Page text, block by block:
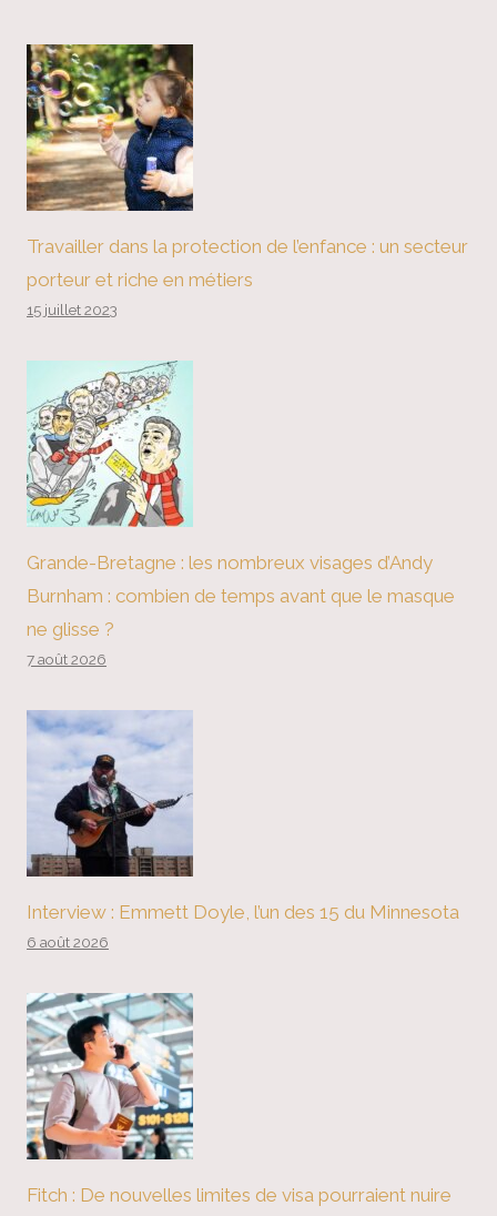
Travailler dans la protection de l’enfance : un secteur
porteur et riche en métiers
15 juillet 2023
Grande-Bretagne : les nombreux visages d’Andy
Burnham : combien de temps avant que le masque
ne glisse ?
7 août 2026
Interview : Emmett Doyle, l’un des 15 du Minnesota
6 août 2026
Fitch : De nouvelles limites de visa pourraient nuire